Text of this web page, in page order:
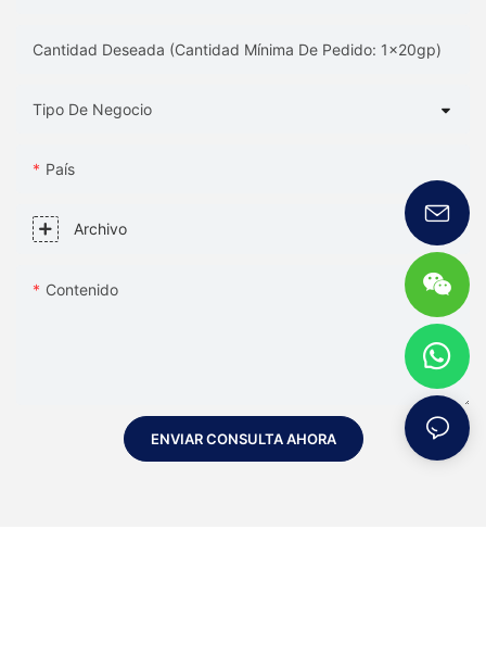
Cantidad Deseada (Cantidad Mínima De Pedido: 1x20gp)
Tipo De Negocio
País
Archivo
Contenido
ENVIAR CONSULTA AHORA